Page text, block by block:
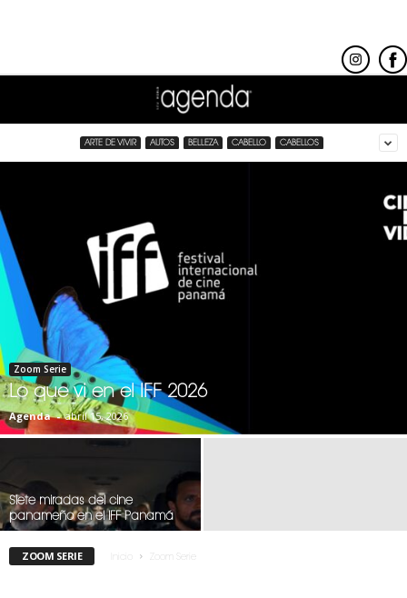
ARTE DE VIVIR AUTOS BELLEZA CABELLO CABELLOS
Zoom Serie
Lo que vi en el IFF 2026
Agenda - abril 15, 2026
Siete miradas del cine
panameño en el IFF Panamá
ZOOM SERIE Zoom Serie